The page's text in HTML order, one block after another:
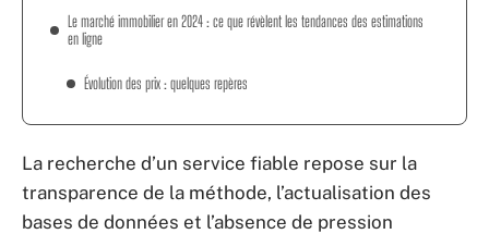
Le marché immobilier en 2024 : ce que révèlent les tendances des estimations
en ligne
Évolution des prix : quelques repères
La recherche d’un service fiable repose sur la
transparence de la méthode, l’actualisation des
bases de données et l’absence de pression